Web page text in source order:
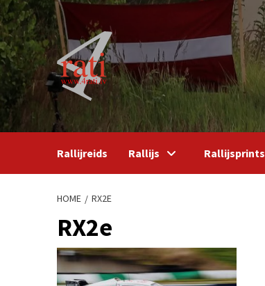
Skip
to
content
Rallijreids Rallijs Rallijsprints
HOME RX2E
RX2e